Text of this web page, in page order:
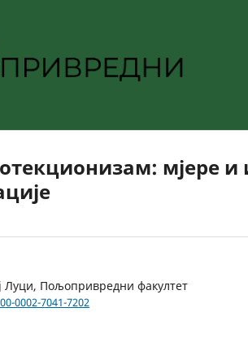
мјере и
Луци, Пољопривредни факултет
0002-7041-7202